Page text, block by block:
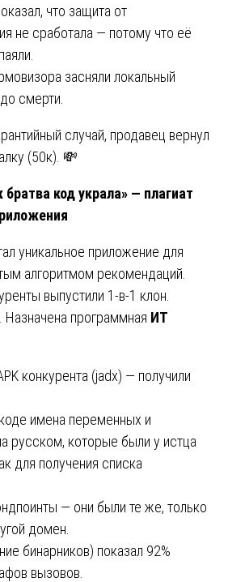
что защита от
не сработала — потому что её
засняли локальный
смерти.
случай, продавец вернул
(50к). 💸
код украла» — плагиат
уникальное приложение для
алгоритмом рекомендаций.
выпустили 1-в-1 клон.
Назначена программная ИТ
конкурента (jadx) — получили
имена переменных и
русском, которые были у истца
для получения списка
— они были те же, только
домен.
бинарников) показал 92%
вызовов.